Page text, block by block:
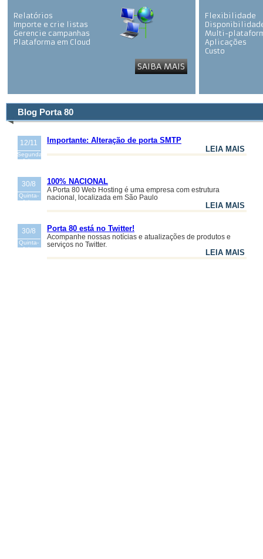
Relatórios
Importe e crie listas
Gerencie campanhas
Plataforma em Cloud
SAIBA MAIS
Flexibilidade
Multi-
Aplicações
Custo
Blog Porta 80
12/11
Segunda-
feira
Importante: Alteração de porta SMTP
LEIA MAIS
30/8
Quinta-
feira
100% NACIONAL
A Porta 80 Web Hosting é uma empresa com estrutura
nacional, localizada em São Paulo
LEIA MAIS
30/8
Quinta-
feira
Porta 80 está no Twitter!
Acompanhe nossas notícias e atualizações de produtos e
serviços no Twitter.
LEIA MAIS